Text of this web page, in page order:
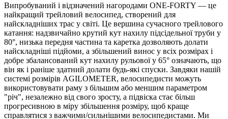
Випробуваний і відзначений нагородами ONE-FORTY — це
найкращий трейловий велосипед, створений для
найскладніших трас у світі. Це вершина сучасного трейлового
катання: надзвичайно крутий кут нахилу підсідельної труби у
80°, низька передня частина та каретка дозволяють долати
найскладніші підйоми, а збільшений винос у всіх розмірах і
добре збалансований кут нахилу рульової у 65° означають, що
він як і раніше здатний долати будь-які спуски. Завдяки нашій
системі розмірів AGILOMETER, велосипедисти можуть
використовувати раму з більшим або меншим параметром
"річ", незалежно від свого зросту, а підвіска стає більш
прогресивною в міру збільшення розміру, щоб краще
справлятися з важчими/сильнішими велосипедистами. Ми